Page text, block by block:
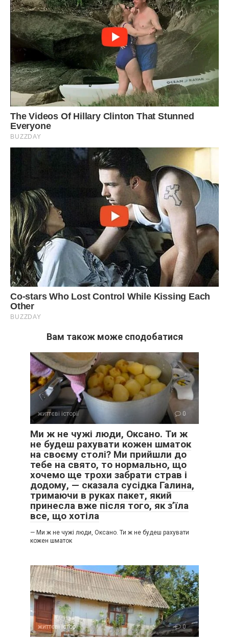
Вам також може сподобатися
життєві історії 0
Ми ж не чужі люди, Оксано. Ти ж
не будеш рахувати кожен шматок
на своєму столі? Ми прийшли до
тебе на свято, то нормально, що
хочемо ще трохи забрати страв і
додому, — сказала сусідка Галина,
тримаючи в руках пакет, який
принесла вже після того, як з’їла
все, що хотіла
— Ми ж не чужі люди, Оксано. Ти ж не будеш рахувати
кожен шматок
життєві історії 0